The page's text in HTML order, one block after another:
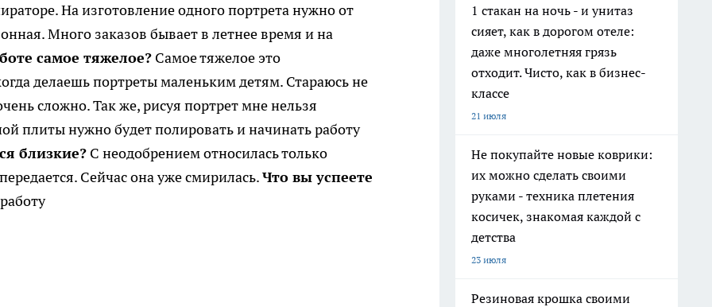
На изготовление одного портрета нужно от
Много заказов бывает в летнее время и на
самое тяжелое? Самое тяжелое это
делаешь портреты маленьким детям. Стараюсь не
сложно. Так же, рисуя портрет мне нельзя
плиты нужно будет полировать и начинать работу
близкие? С неодобрением относилась только
Сейчас она уже смирилась.Что вы успеете
1 стакан на ночь - и унитаз
сияет, как в дорогом отеле:
даже многолетняя грязь
отходит. Чисто, как в бизнес-
классе
21 июля
Не покупайте новые коврики:
их можно сделать своими
руками - техника плетения
косичек, знакомая каждой с
детства
23 июля
Резиновая крошка своими